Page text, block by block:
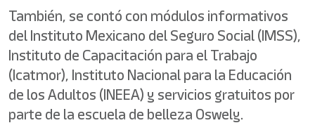
También, se contó con módulos informativos
del Instituto Mexicano del Seguro Social (IMSS),
Instituto de Capacitación para el Trabajo
(Icatmor), Instituto Nacional para la Educación
de los Adultos (INEEA) y servicios gratuitos por
parte de la escuela de belleza Oswely.